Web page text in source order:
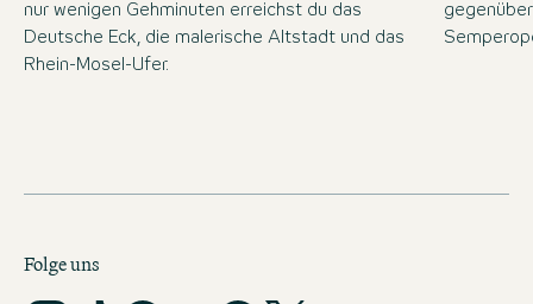
nur wenigen Gehminuten erreichst du das
Deutsche Eck, die malerische Altstadt und das
Rhein-Mosel-Ufer.
Folge uns